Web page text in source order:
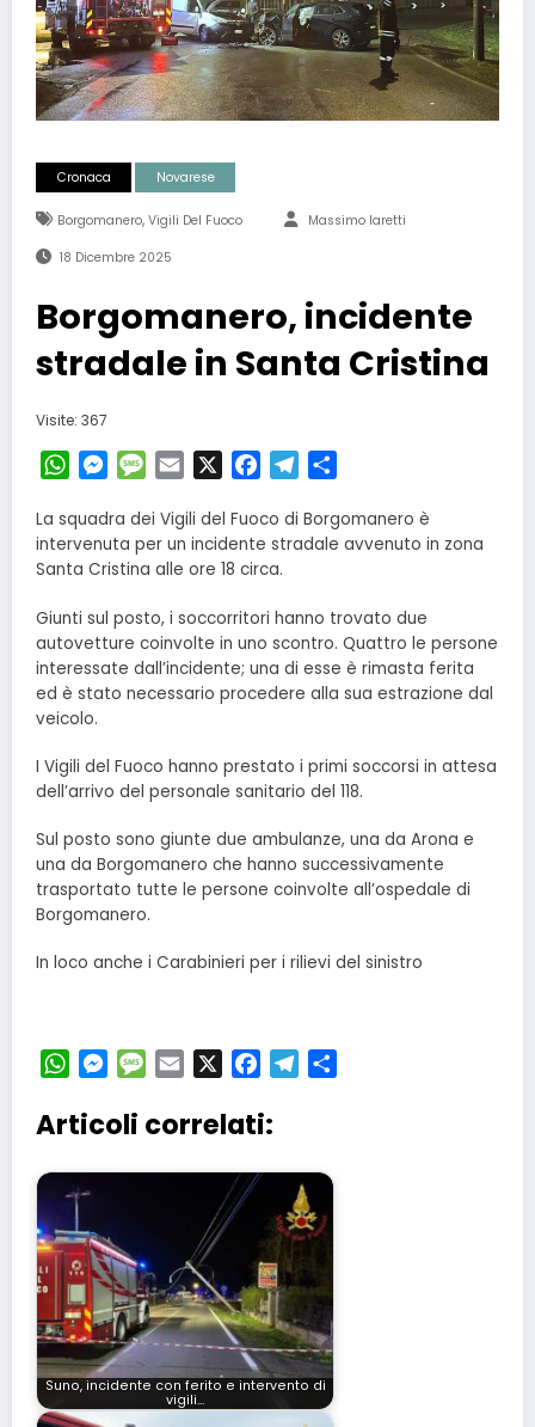
Cronaca Novarese
Borgomanero, Vigili Del Fuoco Massimo Iaretti
18 Dicembre 2025
Borgomanero, incidente
stradale in Santa Cristina
Visite: 367
WhatsApp
Messenger
Message
Email FacebookTelegram
La squadra dei Vigili del Fuoco di Borgomanero è
intervenuta per un incidente stradale avvenuto in zona
Santa Cristina alle ore 18 circa.
Giunti sul posto, i soccorritori hanno trovato due
autovetture coinvolte in uno scontro. Quattro le persone
interessate dall’incidente; una di esse è rimasta ferita
ed è stato necessario procedere alla sua estrazione dal
veicolo.
I Vigili del Fuoco hanno prestato i primi soccorsi in attesa
dell’arrivo del personale sanitario del 118.
Sul posto sono giunte due ambulanze, una da Arona e
una da Borgomanero che hanno successivamente
trasportato tutte le persone coinvolte all’ospedale di
Borgomanero.
In loco anche i Carabinieri per i rilievi del sinistro
WhatsApp
Messenger
Message
Email FacebookTelegram
Articoli correlati:
Suno, incidente con ferito e intervento di
vigili…